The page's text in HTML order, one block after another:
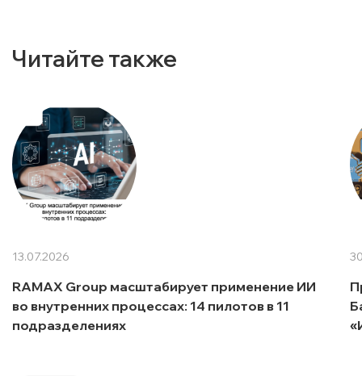
Читайте также
13.07.2026
RAMAX Group масштабирует применение ИИ
во внутренних процессах: 14 пилотов в 11
подразделениях